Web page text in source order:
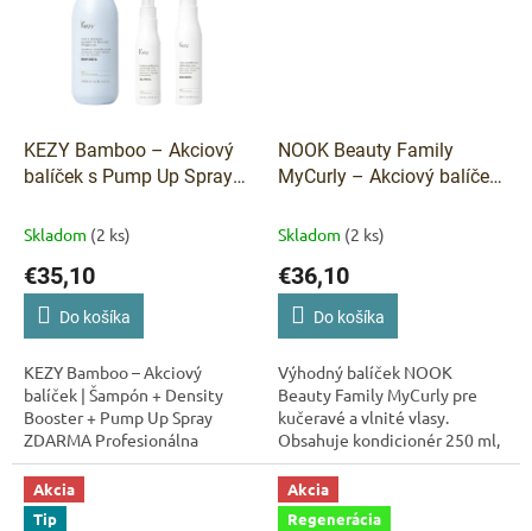
KEZY Bamboo – Akciový
balíček s Pump Up Spray
Skladom (2 ks)
€35,10
Do košíka
KEZY Bamboo – Akciový
balíček | Šampón + Density
Booster + Pump Up Spray
ZDARMA Profesionálna
starostlivosť pre silnejšie a
hustejšie vlasy Doprajte
svojim vlasom intenzívnu...
NOOK Beauty Family
MyCurly – Akciový balíček
Skladom (2 ks)
€36,10
Do košíka
Výhodný balíček NOOK
Beauty Family MyCurly pre
kučeravé a vlnité vlasy.
Obsahuje kondicionér 250 ml,
Sorbet Fluid Leave-In 125 ml a
šampón 250 ml zdarma.
Ideálny na hydratáciu,...
Akcia
Tip
Akcia
Regenerácia